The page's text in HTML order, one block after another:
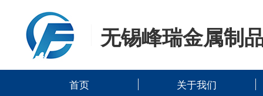
无锡峰瑞金属制
首页 关于我们